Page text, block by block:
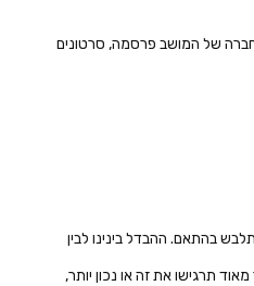
של המושב פרסמה, סרטונים
בהתאם. ההבדל בינינו לבין
תרגישו את זה או נכון יותר,